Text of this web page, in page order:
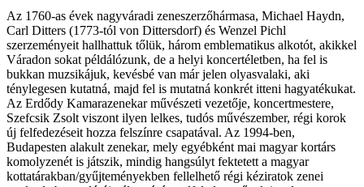
Az 1760-as évek nagyváradi zeneszerzőhármasa, Michael Haydn,
Carl Ditters (1773-tól von Dittersdorf) és Wenzel Pichl
szerzeményeit hallhattuk tőlük, három emblematikus alkotót, akikkel
Váradon sokat példálózunk, de a helyi koncertéletben, ha fel is
bukkan muzsikájuk, kevésbé van már jelen olyasvalaki, aki
ténylegesen kutatná, majd fel is mutatná konkrét itteni hagyatékukat.
Az Erdődy Kamarazenekar művészeti vezetője, koncertmestere,
Szefcsik Zsolt viszont ilyen lelkes, tudós művészember, régi korok
új felfedezéseit hozza felszínre csapatával. Az 1994-ben,
Budapesten alakult zenekar, mely egyébként mai magyar kortárs
komolyzenét is játszik, mindig hangsúlyt fektetett a magyar
kottatárakban/gyűjteményekben fellelhető régi kéziratok zenei